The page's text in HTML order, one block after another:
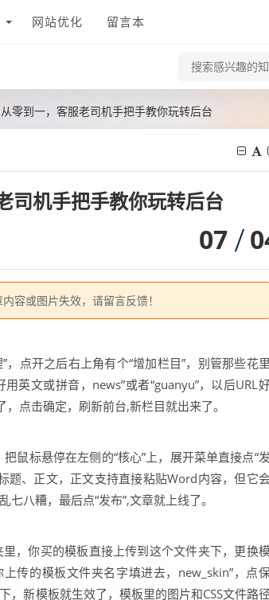
网站优化 留言本
零到一，客服老司机手把手教你玩转后台
司机手把手教你玩转后台
07
容或图片失效，请留言反馈！
，点开之后右上角有个“增加栏目”，别管那些花
英文或拼音，news”或者“guanyu”，以后URL
点击确定，刷新前台,新栏目就出来了。
鼠标悬停在左侧的“核心”上，展开菜单直接点“
题、正文，正文支持直接粘贴Word内容，但它
八糟，最后点“发布”,文章就上线了。
，你买的模板直接上传到这个文件夹下，更换
上传的模板文件夹名字填进去，new_skin”，点
，新模板就生效了，模板里的图片和CSS文件路